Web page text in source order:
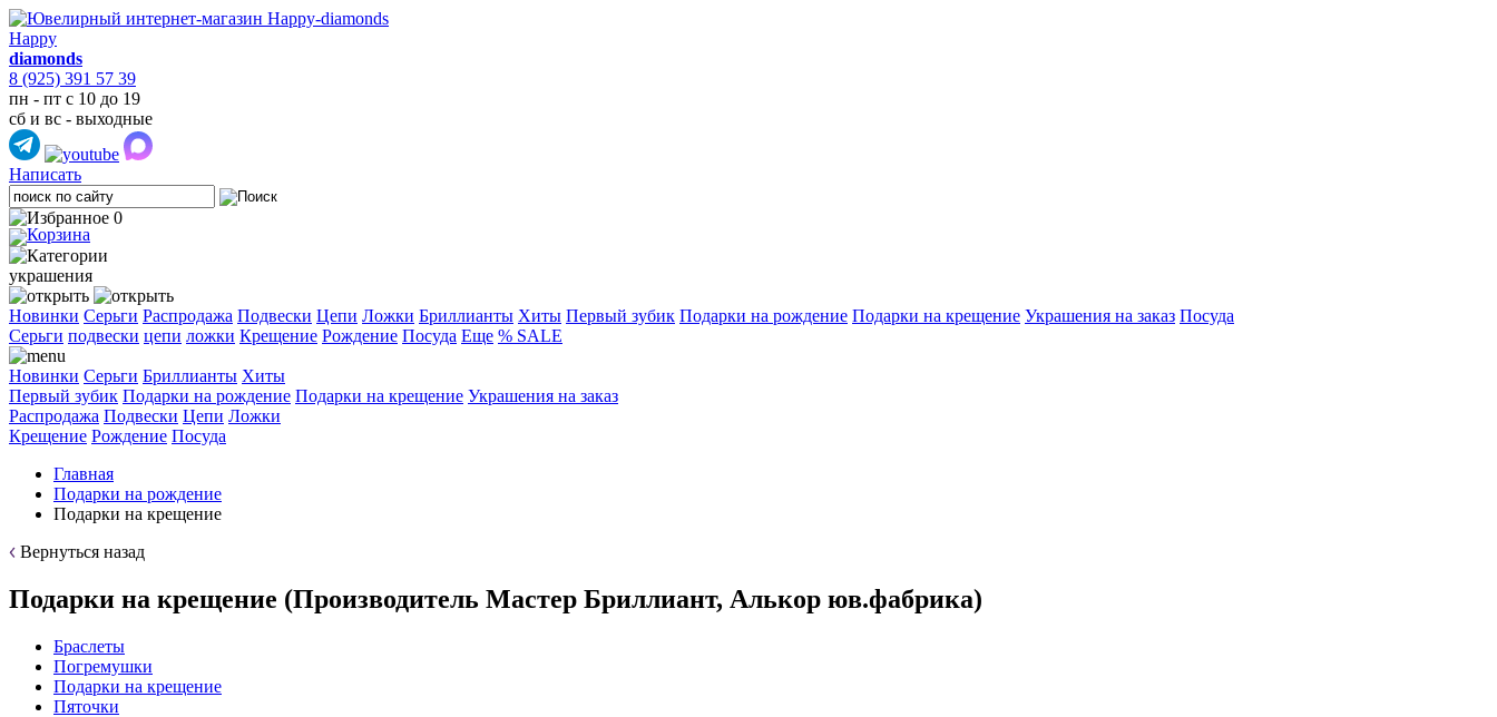
Happy
diamonds
8 (925) 391 57 39
пн - пт с 10 до 19
сб и вс - выходные
Написать
0
украшения
Новинки Серьги Распродажа Подвески Цепи Ложки Бриллианты Хиты Первый зубик Подарки на рождение Подарки на крещение Украшения на заказ Посуда
Cерьги подвески цепи ложки Крещение Рождение Посуда Еще % SALE
Новинки Серьги Бриллианты Хиты
Первый зубик Подарки на рождение Подарки на крещение Украшения на заказ
Распродажа Подвески Цепи Ложки
Крещение Рождение Посуда
Главная
Подарки на рождение
Подарки на крещение
Вернуться назад
Подарки на крещение (Производитель Мастер Бриллиант, Алькор юв.фабрика)
Браслеты
Погремушки
Подарки на крещение
Пяточки